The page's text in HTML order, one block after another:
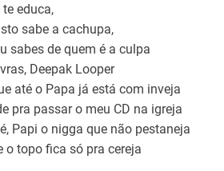
educa,
sabe a cachupa,
sabes de quem é a culpa
Deepak Looper
até o Papa já está com inveja
pra passar o meu CD na igreja
Papi o nigga que não pestaneja
o topo fica só pra cereja